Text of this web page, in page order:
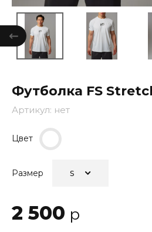
Футболка FS
Артикул: нет
Цвет
Размер
2 500 р